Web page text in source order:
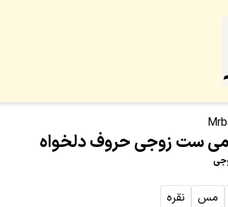
ست زوجی حروف دلخواه
مس
نقره